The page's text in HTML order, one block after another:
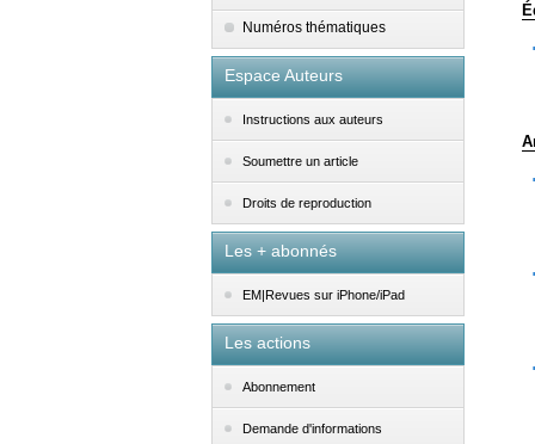
Numéros thématiques
Espace Auteurs
Instructions aux auteurs
Soumettre un article
Droits de reproduction
Les + abonnés
EM|Revues sur iPhone/iPad
Les actions
Abonnement
Demande d'informations